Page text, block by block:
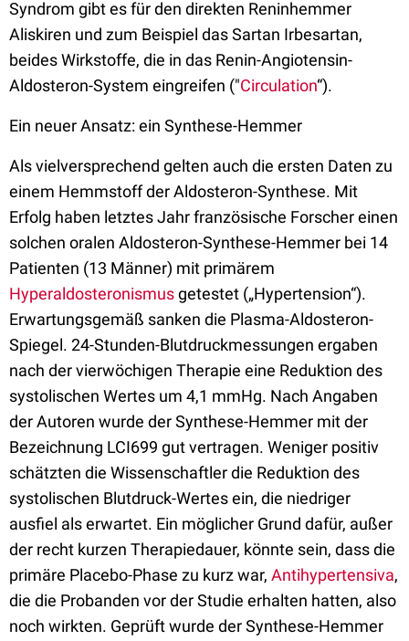
Syndrom gibt es für den direkten Reninhemmer
Aliskiren und zum Beispiel das Sartan Irbesartan,
beides Wirkstoffe, die in das Renin-Angiotensin-
Aldosteron-System eingreifen ("Circulation“).
Ein neuer Ansatz: ein Synthese-Hemmer
Als vielversprechend gelten auch die ersten Daten zu
einem Hemmstoff der Aldosteron-Synthese. Mit
Erfolg haben letztes Jahr französische Forscher einen
solchen oralen Aldosteron-Synthese-Hemmer bei 14
Patienten (13 Männer) mit primärem
Hyperaldosteronismusgetestet („Hypertension“).
Erwartungsgemäß sanken die Plasma-Aldosteron-
Spiegel. 24-Stunden-Blutdruckmessungen ergaben
nach der vierwöchigen Therapie eine Reduktion des
systolischen Wertes um 4,1 mmHg. Nach Angaben
der Autoren wurde der Synthese-Hemmer mit der
Bezeichnung LCI699 gut vertragen. Weniger positiv
schätzten die Wissenschaftler die Reduktion des
systolischen Blutdruck-Wertes ein, die niedriger
ausfiel als erwartet. Ein möglicher Grund dafür, außer
der recht kurzen Therapiedauer, könnte sein, dass die
primäre Placebo-Phase zu kurz war, Antihypertensiva,
die die Probanden vor der Studie erhalten hatten, also
noch wirkten. Geprüft wurde der Synthese-Hemmer